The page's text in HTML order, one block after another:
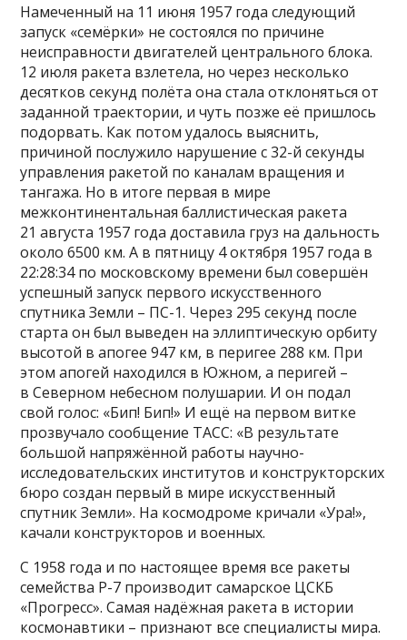
Намеченный на 11 июня 1957 года следующий
запуск «семёрки» не состоялся по причине
неисправности двигателей центрального блока.
12 июля ракета взлетела, но через несколько
десятков секунд полёта она стала отклоняться от
заданной траектории, и чуть позже её пришлось
подорвать. Как потом удалось выяснить,
причиной послужило нарушение с 32-й секунды
управления ракетой по каналам вращения и
тангажа. Но в итоге первая в мире
межконтинентальная баллистическая ракета
21 августа 1957 года доставила груз на дальность
около 6500 км. А в пятницу 4 октября 1957 года в
22:28:34 по московскому времени был совершён
успешный запуск первого искусственного
спутника Земли – ПС-1. Через 295 секунд после
старта он был выведен на эллиптическую орбиту
высотой в апогее 947 км, в перигее 288 км. При
этом апогей находился в Южном, а перигей –
в Северном небесном полушарии. И он подал
свой голос: «Бип! Бип!» И ещё на первом витке
прозвучало сообщение ТАСС: «В результате
большой напряжённой работы научно-
исследовательских институтов и конструкторских
бюро создан первый в мире искусственный
спутник Земли». На космодроме кричали «Ура!»,
качали конструкторов и военных.
С 1958 года и по настоящее время все ракеты
семейства Р-7 производит самарское ЦСКБ
«Прогресс». Самая надёжная ракета в истории
космонавтики – признают все специалисты мира.